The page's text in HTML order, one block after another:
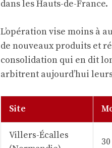
dans les Hauts-de-France.
L’opération vise moins à
de nouveaux produits et
consolidation qui en dit
arbitrent aujourd’hui
Site
Villers-Écalles